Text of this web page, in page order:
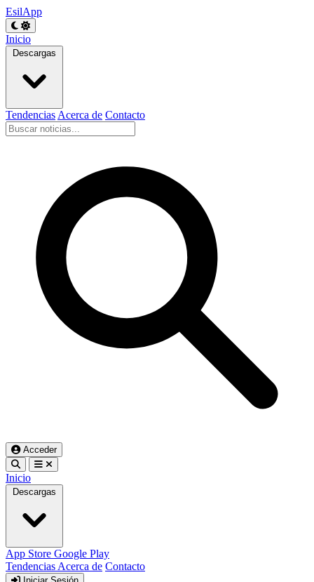
EsilApp
Inicio
Descargas
Tendencias Acerca de Contacto
Acceder
Inicio
Descargas
App Store Google Play
Tendencias Acerca de Contacto